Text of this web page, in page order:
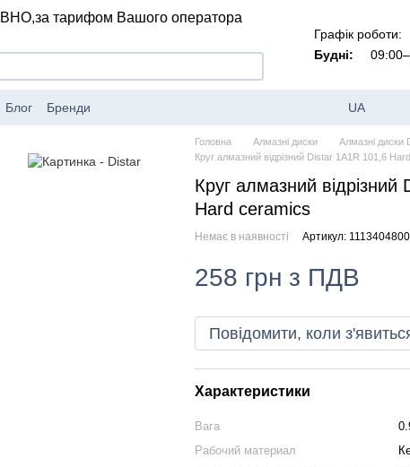
за тарифом Вашого оператора
Графік роботи:
Будні:
Блог Бренди UA
Головна Алмазні диски
Алмазні диски
Круг алмазний відрізний Distar 1A1R 101,6
Круг алмазний
Hard ceramics
Немає в наявності Артикул:
258 грн з ПДВ
Повідомити, коли
Характеристики
Вага
Рабочий материал